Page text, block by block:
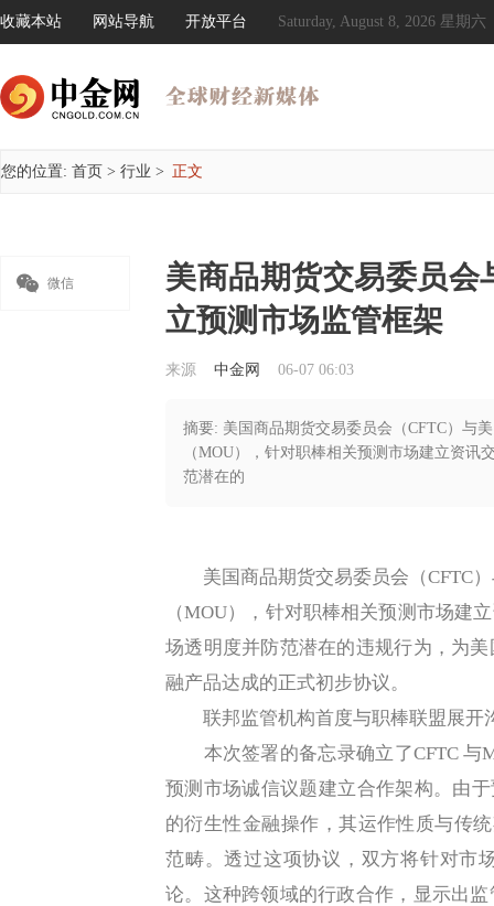
收藏本站 网站导航 开放平台 Saturday, August 8, 2026 星期六
您的位置: 首页 > 行业 > 正文
 微信
美商品期货交易委员
立预测市场监管框架
来源 中金网 06-07 06:03
摘要: 美国商品期货交易委员会（CFTC）与
（MOU），针对职棒相关预测市场建立资
范潜在的
美国商品期货交易委员会（CFTC）
（MOU），针对职棒相关预测市场建
场透明度并防范潜在的违规行为，为
融产品达成的正式初步协议。
联邦监管机构首度与职棒联盟展开
本次签署的备忘录确立了CFTC 与
预测市场诚信议题建立合作架构。由
的衍生性金融操作，其运作性质与传
范畴。透过这项协议，双方将针对市
论。这种跨领域的行政合作，显示出